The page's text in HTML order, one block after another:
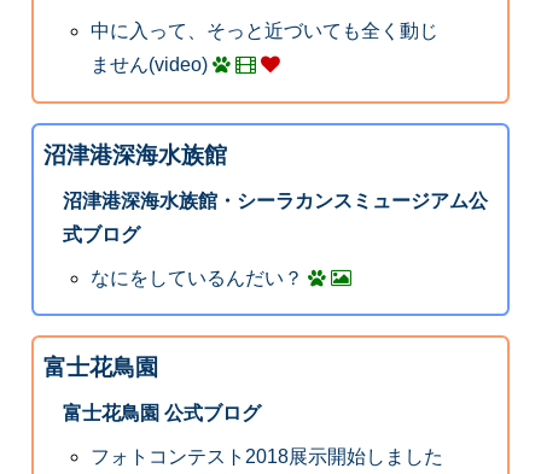
中に入って、そっと近づいても全く動じ
ません(video)
沼津港深海水族館
沼津港深海水族館・シーラカンスミュージアム公
式ブログ
なにをしているんだい？
富士花鳥園
富士花鳥園 公式ブログ
フォトコンテスト2018展示開始しました